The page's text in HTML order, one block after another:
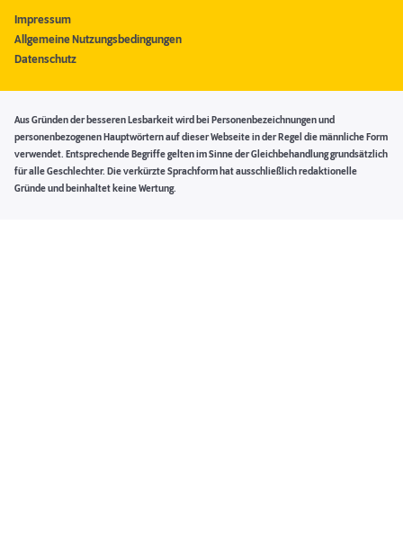
Impressum
Allgemeine Nutzungsbedingungen
Datenschutz
Aus Gründen der besseren Lesbarkeit wird bei Personenbezeichnungen und
personenbezogenen Hauptwörtern auf dieser Webseite in der Regel die männliche Form
verwendet. Entsprechende Begriffe gelten im Sinne der Gleichbehandlung grundsätzlich
für alle Geschlechter. Die verkürzte Sprachform hat ausschließlich redaktionelle
Gründe und beinhaltet keine Wertung.